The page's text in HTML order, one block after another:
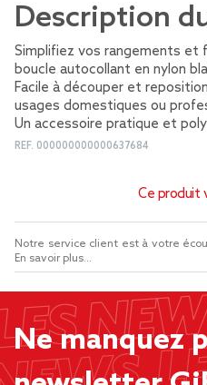
Description
Simplifiez vos rangements et
boucle autocollant en nylon
Facile à découper et
usages domestiques ou
Un accessoire pratique et
REF. 000000000000637684
Ce produit
Notre service client est à votre
En savoir plus...
Ne manquez